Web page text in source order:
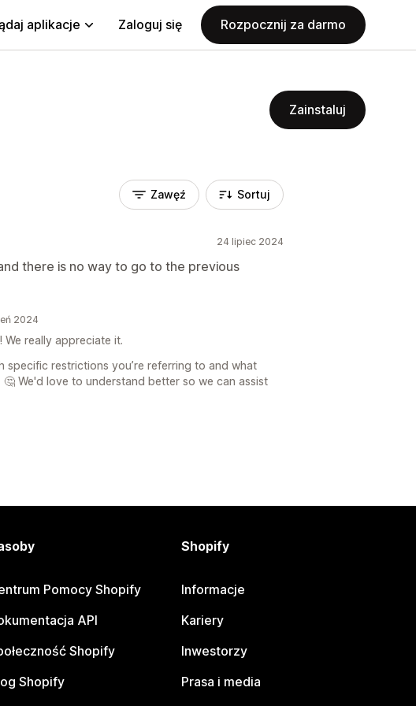
aplikacje Zaloguj się Rozpocznij za darmo
Zainstaluj
Zawęź Sortuj
24 lipiec 2024
there is no way to go to the previous
2024
really appreciate it.
specific restrictions you’re referring to and what
We'd love to understand better so we can assist
Pomocy Shopify
API
Shopify
Shopify
Shopify
Informacje
Kariery
Inwestorzy
Prasa i media